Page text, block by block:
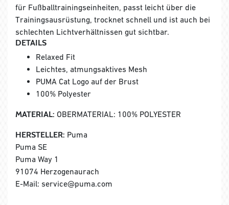
für Fußballtrainingseinheiten, passt leicht über die
Trainingsausrüstung, trocknet schnell und ist auch bei
schlechten Lichtverhältnissen gut sichtbar.
DETAILS
Relaxed Fit
Leichtes, atmungsaktives Mesh
PUMA Cat Logo auf der Brust
100% Polyester
MATERIAL: OBERMATERIAL: 100% POLYESTER
HERSTELLER: Puma
Puma SE
Puma Way 1
91074 Herzogenaurach
E-Mail: service@puma.com